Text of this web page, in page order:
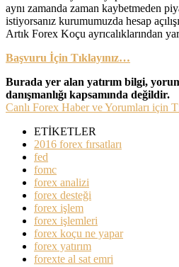
aynı zamanda zaman kaybetmeden
istiyorsanız kurumumuzda hesap
Artık Forex Koçu ayrıcalıklarından
Başvuru İçin Tıklayınız…
Burada yer alan yatırım bilgi,
danışmanlığı kapsamında değildir.
Canlı Forex Haber ve Yorumları için
ETİKETLER
2016 forex fırsatları
fed
fomc
forex analizi
forex desteği
forex işlem
forex işlemleri
forex koçu ne yapar
forex yatırım
forexte al sat emri